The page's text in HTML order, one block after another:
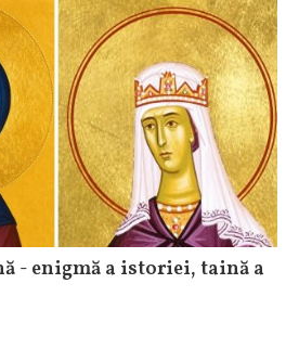
- enigmă a istoriei, taină a